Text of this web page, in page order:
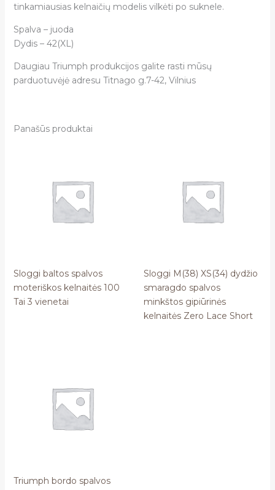
tinkamiausias kelnaičių modelis vilkėti po suknele.
Spalva – juoda
Dydis – 42(XL)
Daugiau Triumph produkcijos galite rasti mūsų
parduotuvėjė adresu Titnago g.7-42, Vilnius
Panašūs produktai
Sloggi baltos spalvos
moteriškos kelnaitės 100
Tai 3 vienetai
Sloggi M(38) XS(34) dydžio
smaragdo spalvos
minkštos gipiūrinės
kelnaitės Zero Lace Short
Triumph bordo spalvos